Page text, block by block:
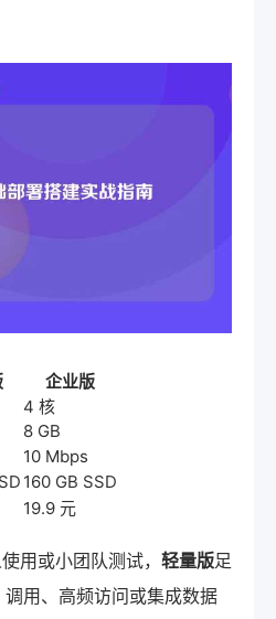
企业版
4 核
8 GB
10 Mbps
160 GB SSD
19.9 元
用或小团队测试， 轻量版足
用、高频访问或集成数据